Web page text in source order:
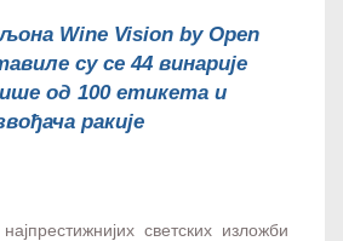
Wine Vision by Open
су се 44 винарије
од 100 етикета и
ракије
светских изложби